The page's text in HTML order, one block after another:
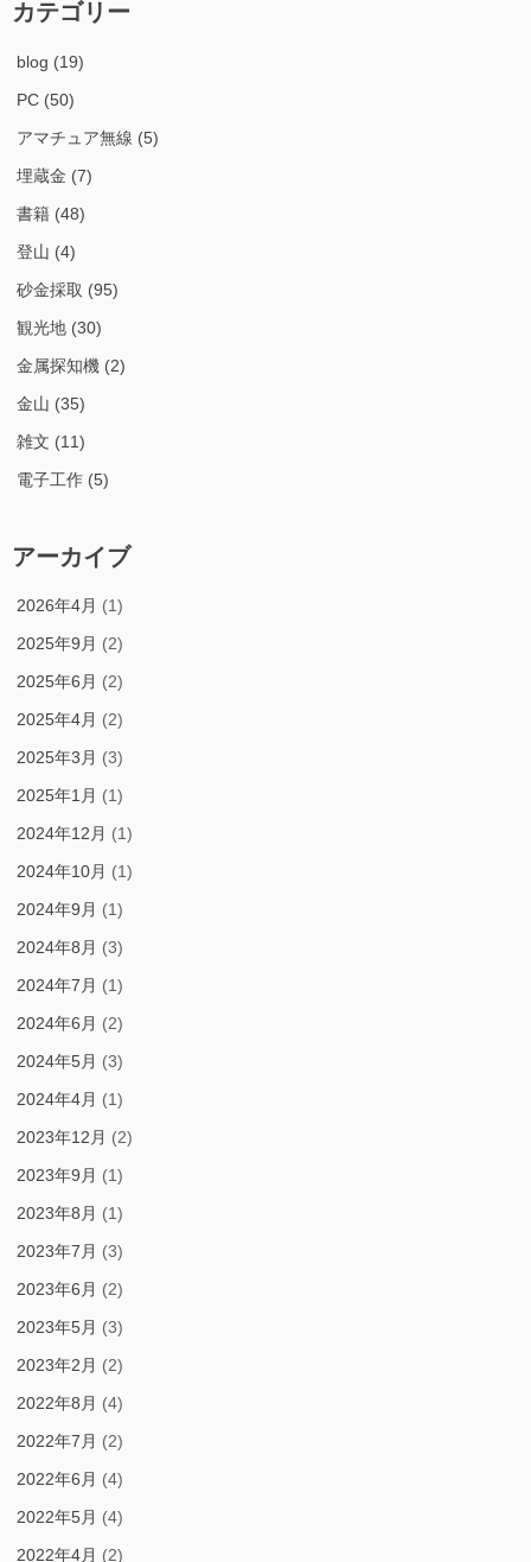
カテゴリー
blog (19)
PC (50)
アマチュア無線 (5)
埋蔵金 (7)
書籍 (48)
登山 (4)
砂金採取 (95)
観光地 (30)
金属探知機 (2)
金山 (35)
雑文 (11)
電子工作 (5)
アーカイブ
2026年4月 (1)
2025年9月 (2)
2025年6月 (2)
2025年4月 (2)
2025年3月 (3)
2025年1月 (1)
2024年12月 (1)
2024年10月 (1)
2024年9月 (1)
2024年8月 (3)
2024年7月 (1)
2024年6月 (2)
2024年5月 (3)
2024年4月 (1)
2023年12月 (2)
2023年9月 (1)
2023年8月 (1)
2023年7月 (3)
2023年6月 (2)
2023年5月 (3)
2023年2月 (2)
2022年8月 (4)
2022年7月 (2)
2022年6月 (4)
2022年5月 (4)
2022年4月 (2)